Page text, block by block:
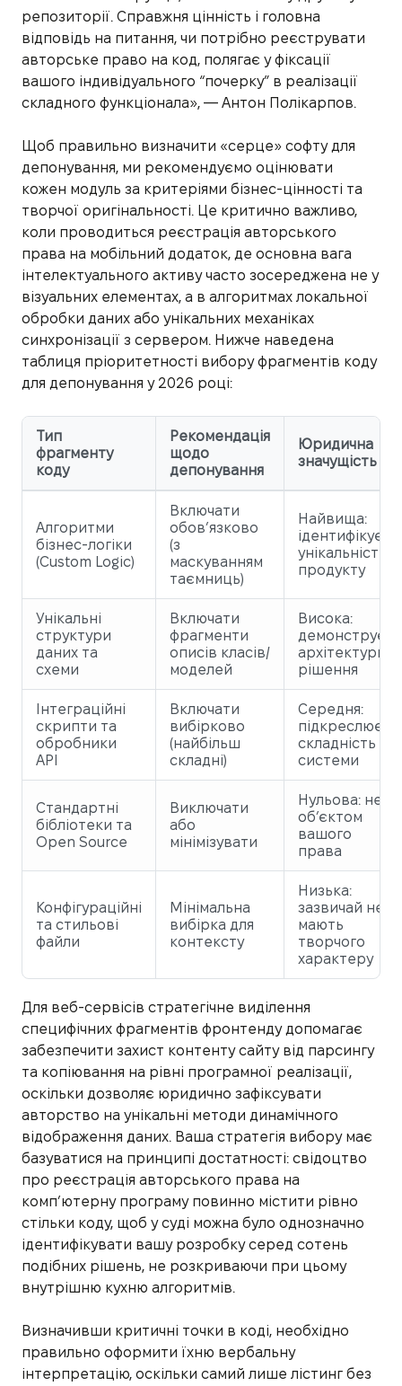
репозиторії. Справжня цінність і головна
відповідь на питання, чи потрібно реєструвати
авторське право на код, полягає у фіксації
вашого індивідуального “почерку” в реалізації
складного функціонала», — Антон Полікарпов.
Щоб правильно визначити «серце» софту для
депонування, ми рекомендуємо оцінювати
кожен модуль за критеріями бізнес-цінності та
творчої оригінальності. Це критично важливо,
коли проводиться реєстрація авторського
права на мобільний додаток, де основна вага
інтелектуального активу часто зосереджена не у
візуальних елементах, а в алгоритмах локальної
обробки даних або унікальних механіках
синхронізації з сервером. Нижче наведена
таблиця пріоритетності вибору фрагментів коду
для депонування у 2026 році:
Тип
фрагменту
коду
Рекомендація
щодо
депонування
Юридична
значущість
Алгоритми
бізнес-логіки
(Custom Logic)
Включати
обов’язково
(з
маскуванням
таємниць)
Найвища:
ідентифікує
унікальність
продукту
Унікальні
структури
даних та
схеми
Включати
фрагменти
описів класів/
моделей
Висока:
демонструє
архітектурне
рішення
Інтеграційні
скрипти та
обробники
API
Включати
вибірково
(найбільш
складні)
Середня:
підкреслює
складність
системи
Стандартні
бібліотеки та
Open Source
Виключати
або
мінімізувати
Нульова: не є
об’єктом
вашого
права
Конфігураційні
та стильові
файли
Мінімальна
вибірка для
контексту
Низька:
зазвичай не
мають
творчого
характеру
Для веб-сервісів стратегічне виділення
специфічних фрагментів фронтенду допомагає
забезпечити захист контенту сайту від парсингу
та копіювання на рівні програмної реалізації,
оскільки дозволяє юридично зафіксувати
авторство на унікальні методи динамічного
відображення даних. Ваша стратегія вибору має
базуватися на принципі достатності: свідоцтво
про реєстрація авторського права на
комп’ютерну програму повинно містити рівно
стільки коду, щоб у суді можна було однозначно
ідентифікувати вашу розробку серед сотень
подібних рішень, не розкриваючи при цьому
внутрішню кухню алгоритмів.
Визначивши критичні точки в коді, необхідно
правильно оформити їхню вербальну
інтерпретацію, оскільки самий лише лістинг без